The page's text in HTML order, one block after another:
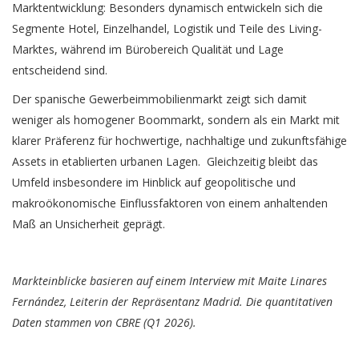
Marktentwicklung: Besonders dynamisch entwickeln sich die
Segmente Hotel, Einzelhandel, Logistik und Teile des Living-
Marktes, während im Bürobereich Qualität und Lage
entscheidend sind.
Der spanische Gewerbeimmobilienmarkt zeigt sich damit
weniger als homogener Boommarkt, sondern als ein Markt mit
klarer Präferenz für hochwertige, nachhaltige und zukunftsfähige
Assets in etablierten urbanen Lagen. Gleichzeitig bleibt das
Umfeld insbesondere im Hinblick auf geopolitische und
makroökonomische Einflussfaktoren von einem anhaltenden
Maß an Unsicherheit geprägt.
Markteinblicke basieren auf einem Interview mit Maite Linares
Fernández, Leiterin der Repräsentanz Madrid. Die quantitativen
Daten stammen von CBRE (Q1 2026).